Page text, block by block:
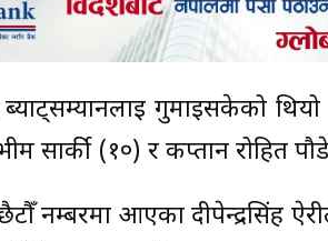
गुमाइसकेको
सार्की (१०) र कप्तान रोहित
नम्बरमा आएका दीपेन्द्रसिंह